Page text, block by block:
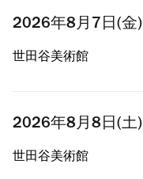
2026年8月7日(金)
世田谷美術館
2026年8月8日(土)
世田谷美術館